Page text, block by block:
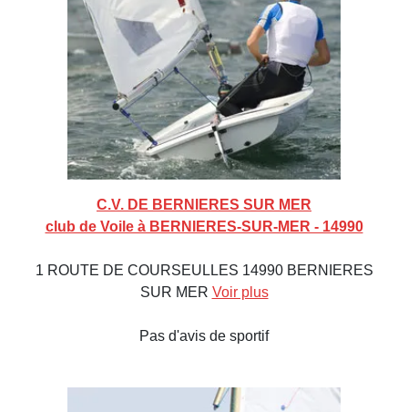
C.V. DE BERNIERES SUR MER
club de Voile à BERNIERES-SUR-MER - 14990
1 ROUTE DE COURSEULLES 14990 BERNIERES
SUR MER Voir plus
Pas d'avis de sportif